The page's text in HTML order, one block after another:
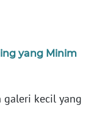
yang Minim
kecil yang